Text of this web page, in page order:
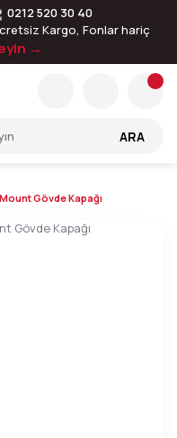
0212 520 30 40
Kargo, Fonlar hariç
→
ARA
Gövde Kapağı